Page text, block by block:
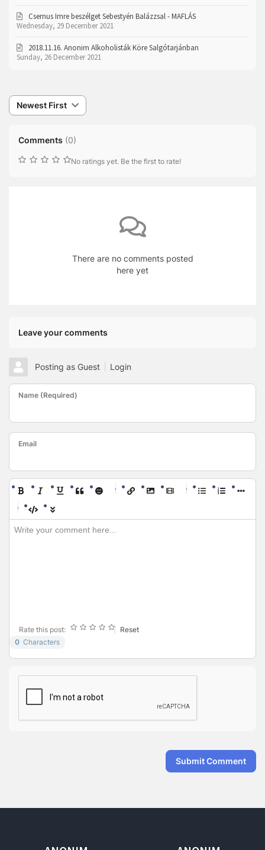
Wednesday, 29 December 2021
Csernus Imre beszélget Sebestyén Balázzsal - MAFLÁS
Sunday, 26 December 2021
2018.11.16. Anonim Alkoholisták Köre Salgótarjánban
Newest First
Comments (0)
No ratings yet. Be the first to rate!
There are no comments posted
here yet
Leave your comments
Posting as Guest Login
Name (Required)
Email
-
-
-
-
-
-
-
-
-
-
-
Rate this post:
Reset
0 Characters
Submit Comment